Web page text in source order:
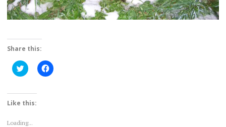
Share this:
Click
to
Twitter
(Opens
in
Click
to
Like this:
Loading...